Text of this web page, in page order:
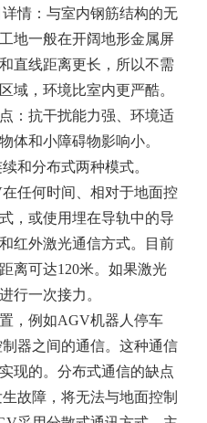
情：与室内钢筋结构的无
地一般在开阔地形金属屏
直线距离更长，所以不需
域，环境比室内更严酷。
：抗干扰能力强、环境适
体和小障碍物影响小。
和分布式两种模式。
任何时间、相对于地面控
，或使用埋在导轨中的导
红外激光通信方式。目前
离可达120米。如果激光
行一次接力。
，例如AGV机器人停车
器之间的通信。这种通信
现的。分布式通信的缺点
故障，将无法与地面控制